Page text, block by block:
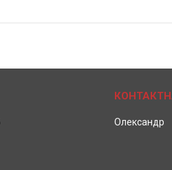
Олександр